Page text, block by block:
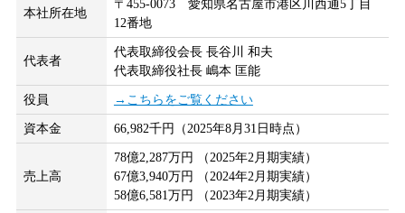
本社所在地
〒455-0073 愛知県名古屋市港区川西通5丁目
12番地
代表者
代表取締役会長 長谷川 和夫
代表取締役社長 嶋本 匡能
役員 →こちらをご覧ください
資本金 66,982千円（2025年8月31日時点）
売上高
78億2,287万円 （2025年2月期実績）
67億3,940万円 （2024年2月期実績）
58億6,581万円 （2023年2月期実績）